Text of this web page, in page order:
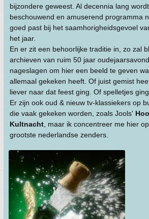
bijzondere geweest. Al decennia lang
beschouwend en amuserend programma
goed past bij het saamhorigheidsgevoel
het jaar.
En er zit een behoorlijke traditie in, zo zal
archieven van ruim 50 jaar
nageslagen om hier een beeld te geven
allemaal gekeken heeft. Of juist gemist
liever naar dat feest ging. Of spelletjes
Er zijn ook oud & nieuw tv-klassiekers op
die vaak gekeken worden, zoals Jools'
Kultnacht , maar ik concentreer me hier
grootste nederlandse zenders.